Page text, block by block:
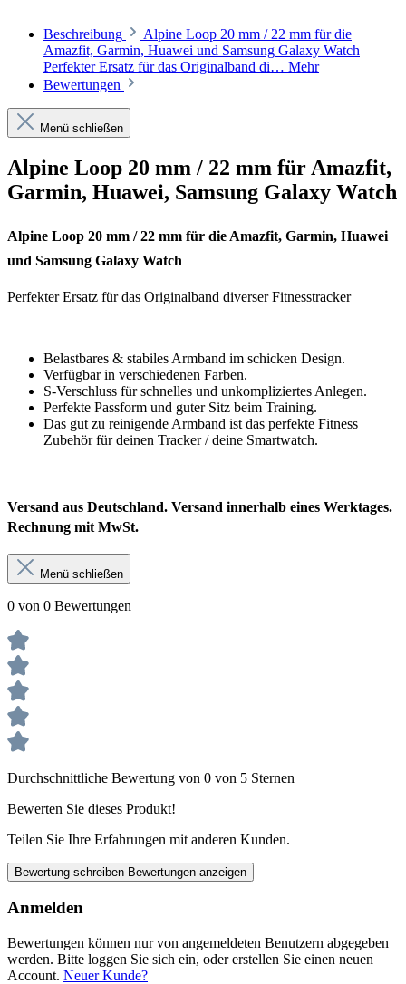
Beschreibung
Alpine Loop 20 mm / 22 mm für die
Amazfit, Garmin, Huawei und Samsung Galaxy Watch
Perfekter Ersatz für das Originalband di… Mehr
Bewertungen
Menü schließen
Alpine Loop 20 mm / 22 mm für Amazfit,
Garmin, Huawei, Samsung Galaxy Watch
Alpine Loop 20 mm / 22 mm für die Amazfit, Garmin, Huawei
und Samsung Galaxy Watch
Perfekter Ersatz für das Originalband diverser Fitnesstracker
Belastbares & stabiles Armband im schicken Design.
Verfügbar in verschiedenen Farben.
S-Verschluss für schnelles und unkompliziertes Anlegen.
Perfekte Passform und guter Sitz beim Training.
Das gut zu reinigende Armband ist das perfekte Fitness
Zubehör für deinen Tracker / deine Smartwatch.
Versand aus Deutschland. Versand innerhalb eines Werktages.
Rechnung mit MwSt.
Menü schließen
0 von 0 Bewertungen
Durchschnittliche Bewertung von 0 von 5 Sternen
Bewerten Sie dieses Produkt!
Teilen Sie Ihre Erfahrungen mit anderen Kunden.
Bewertung schreiben Bewertungen anzeigen
Anmelden
Bewertungen können nur von angemeldeten Benutzern abgegeben
werden. Bitte loggen Sie sich ein, oder erstellen Sie einen neuen
Account. Neuer Kunde?